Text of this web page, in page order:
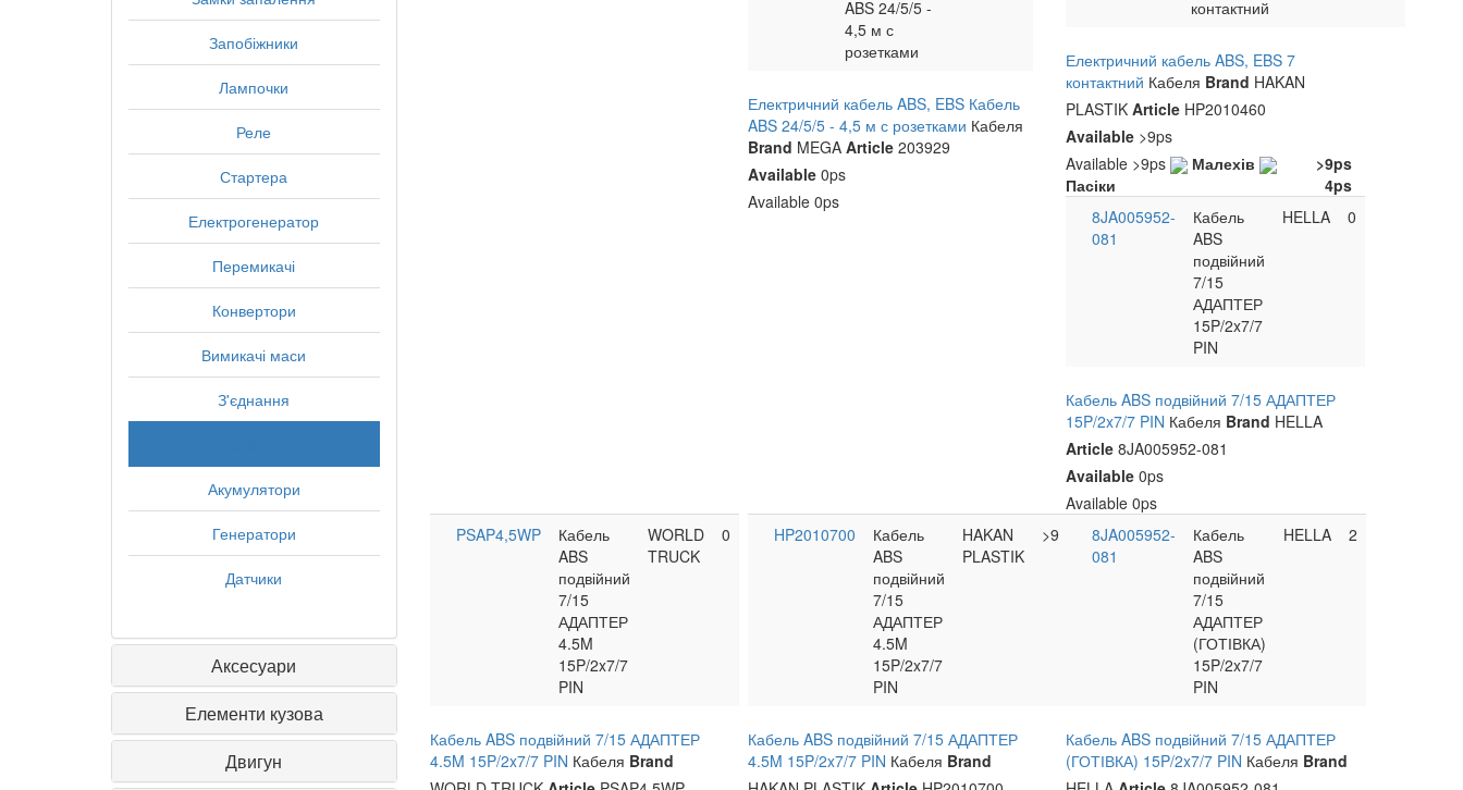
Запобіжники
Лампочки
Реле
Стартера
Електрогенератор
Перемикачі
Конвертори
Вимикачі маси
З'єднання
Акумулятори
Генератори
Датчики
Аксесуари
Елементи кузова
Двигун
ABS 24/5/5 -
4,5 м с
розетками
Електричний кабель ABS, EBS Кабель
ABS 24/5/5 - 4,5 м с розетками Кабеля
Brand MEGA Article203929
Available0ps
Available 0ps
контактний
Електричний кабель ABS, EBS 7
контактний Кабеля Brand HAKAN
PLASTIKArticle HP2010460
Available >9ps
Available >9ps Малехів
>9ps
Пасіки
4ps
8JA005952-
081
Кабель
ABS
подвійний
7/15
АДАПТЕР
15P/2x7/7
PIN
HELLA 0
Кабель ABS подвійний 7/15 АДАПТЕР
15P/2x7/7 PIN Кабеля Brand HELLA
Article 8JA005952-081
Available 0ps
Available0ps
PSAP4,5WP
Кабель
ABS
подвійний
7/15
АДАПТЕР
4.5M
15P/2x7/7
PIN
WORLD
TRUCK
0
Кабель ABS подвійний 7/15 АДАПТЕР
4.5M 15P/2x7/7 PIN Кабеля Brand
HP2010700
Кабель
ABS
подвійний
7/15
АДАПТЕР
4.5M
15P/2x7/7
PIN
HAKAN
PLASTIK
>9
Кабель ABS подвійний 7/15 АДАПТЕР
4.5M 15P/2x7/7 PIN Кабеля Brand
8JA005952-
081
Кабель
ABS
подвійний
7/15
АДАПТЕР
(ГОТІВКА)
15P/2x7/7
PIN
HELLA 2
Кабель ABS подвійний 7/15 АДАПТЕР
(ГОТІВКА) 15P/2x7/7 PIN Кабеля Brand